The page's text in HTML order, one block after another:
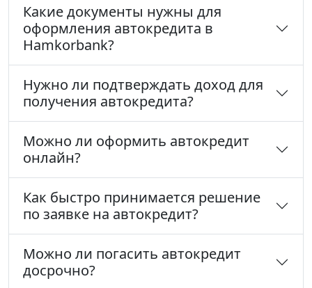
Какие документы нужны для
оформления автокредита в
Hamkorbank?
Нужно ли подтверждать доход для
получения автокредита?
Можно ли оформить автокредит
онлайн?
Как быстро принимается решение
по заявке на автокредит?
Можно ли погасить автокредит
досрочно?